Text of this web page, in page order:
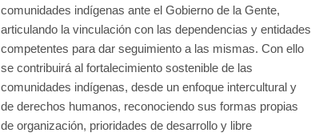
comunidades indígenas ante el Gobierno de la Gente,
articulando la vinculación con las dependencias y entidades
competentes para dar seguimiento a las mismas. Con ello
se contribuirá al fortalecimiento sostenible de las
comunidades indígenas, desde un enfoque intercultural y
de derechos humanos, reconociendo sus formas propias
de organización, prioridades de desarrollo y libre